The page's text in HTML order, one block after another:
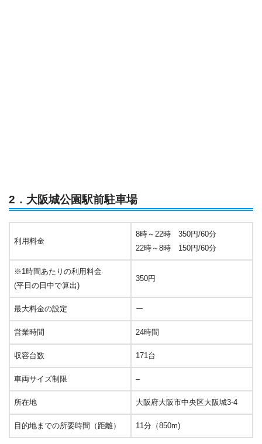
2．大阪城公園駅前駐車場
利用料金
8時～22時 350円/60分
22時～8時 150円/60分
※1時間あたりの利用料金
(平日の日中で算出)
350円
最大料金の設定 ー
営業時間 24時間
収容台数 171台
車両サイズ制限 –
所在地 大阪府大阪市中央区大阪城3-4
目的地までの所要時間（距離） 11分（850m)